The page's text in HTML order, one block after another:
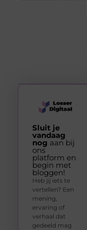
Sluit je
vandaag
nog aan bij
ons
platform en
begin met
bloggen!
Heb jij iets te
vertellen? Een
mening,
ervaring of
verhaal dat
gedeeld mag